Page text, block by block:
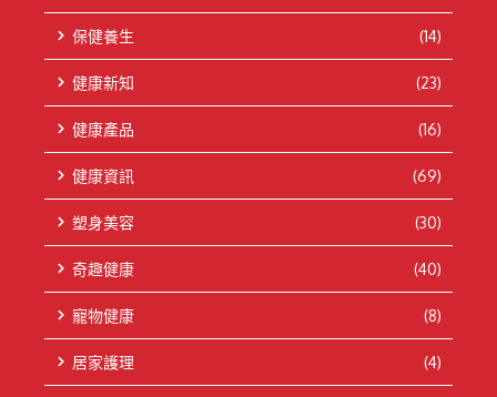
保健養生 (14)
健康新知 (23)
健康產品 (16)
健康資訊 (69)
塑身美容 (30)
奇趣健康 (40)
寵物健康 (8)
居家護理 (4)